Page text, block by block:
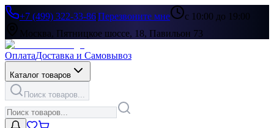
+7 (499) 322-33-86|Перезвоните мне
с 10:00 до 19:00
Москва, Пятницкое шоссе, 18, Павильон 73
ОплатаДоставка и Самовывоз
Каталог товаров
Поиск товаров...